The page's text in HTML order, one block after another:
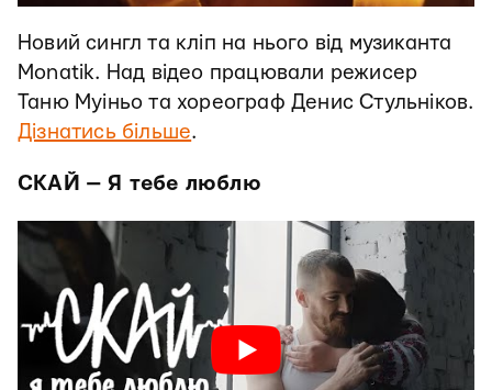
Новий сингл та кліп на нього від музиканта
Monatik. Над відео працювали режисер
Таню Муіньо та хореограф Денис Стульніков.
Дізнатись більше.
СКАЙ — Я тебе люблю